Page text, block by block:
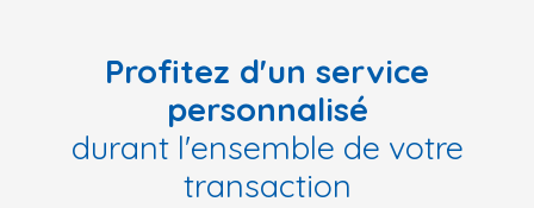
Profitez d'un service
personnalisé
durant l'ensemble de votre
transaction